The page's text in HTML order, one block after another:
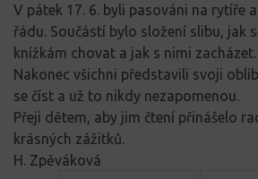
V pátek 17. 6. byli pasováni na rytíře
řádu. Součástí bylo složení slibu, jak
knížkám chovat a jak s nimi zacházet.
Nakonec všichni představili svoji
se číst a už to nikdy nezapomenou.
Přeji dětem, aby jim čtení přinášelo
krásných zážitků.
H. Zpěváková